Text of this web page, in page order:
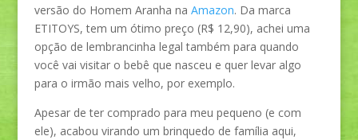
versão do Homem Aranha na Amazon. Da marca
ETITOYS, tem um ótimo preço (R$ 12,90), achei uma
opção de lembrancinha legal também para quando
você vai visitar o bebê que nasceu e quer levar algo
para o irmão mais velho, por exemplo.
Apesar de ter comprado para meu pequeno (e com
ele), acabou virando um brinquedo de família aqui,